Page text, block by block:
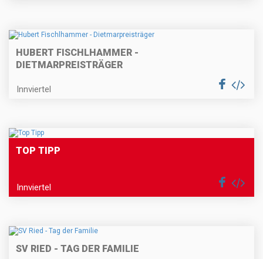
HUBERT FISCHLHAMMER -
DIETMARPREISTRÄGER
Innviertel
TOP TIPP
Innviertel
SV RIED - TAG DER FAMILIE